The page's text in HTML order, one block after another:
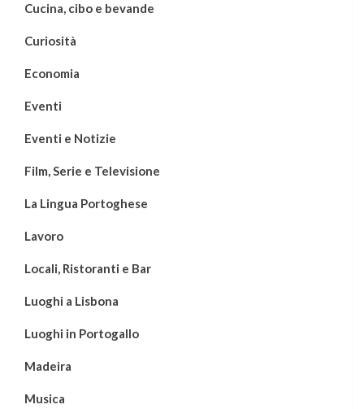
Cucina, cibo e bevande
Curiosità
Economia
Eventi
Eventi e Notizie
Film, Serie e Televisione
La Lingua Portoghese
Lavoro
Locali, Ristoranti e Bar
Luoghi a Lisbona
Luoghi in Portogallo
Madeira
Musica